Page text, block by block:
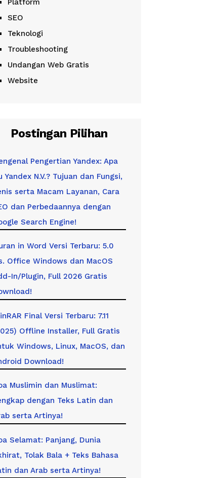
SEO
Teknologi
Troubleshooting
Undangan Web Gratis
Website
Postingan Pilihan
Pengertian Yandex: Apa
Yandex N.V.? Tujuan dan Fungsi,
serta Macam Layanan, Cara
dan Perbedaannya dengan
Search Engine!
in Word Versi Terbaru: 5.0
Office Windows dan MacOS
In/Plugin, Full 2026 Gratis
Final Versi Terbaru: 7.11
Offline Installer, Full Gratis
Windows, Linux, MacOS, dan
Download!
Muslimin dan Muslimat:
dengan Teks Latin dan
serta Artinya!
Selamat: Panjang, Dunia
Tolak Bala + Teks Bahasa
dan Arab serta Artinya!